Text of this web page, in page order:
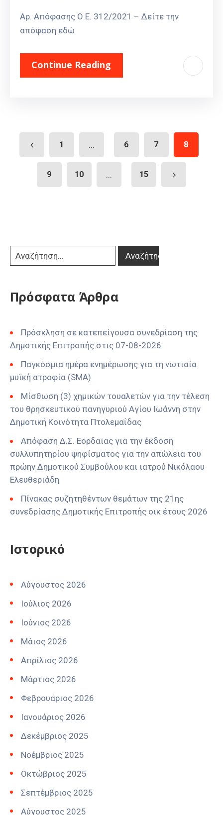
Αρ. Απόφασης Ο.Ε. 312/2021 – Δείτε την
απόφαση εδώ
Continue Reading
1 ... 6 7 8
9 10 ... 15
Πρόσφατα Άρθρα
Πρόσκληση σε κατεπείγουσα συνεδρίαση της
Δημοτικής Επιτροπής στις 07-08-2026
Παγκόσμια ημέρα ενημέρωσης για τη νωτιαία
μυϊκή ατροφία (SMA)
Μίσθωση (3) χημικών τουαλετών για την τέλεση
του θρησκευτικού πανηγυριού Αγίου Ιωάννη στην
Δημοτική Κοινότητα Πτολεμαΐδας
Απόφαση Δ.Σ. Εορδαϊας για την έκδοση
συλλυπητηρίου ψηφίσματος για την απώλεια του
πρώην Δημοτικού Συμβούλου και ιατρού Νικόλαου
Ελευθεριάδη
Πίνακας συζητηθέντων θεμάτων της 21ης
συνεδρίασης Δημοτικής Επιτροπής οικ έτους 2026
Ιστορικό
Αύγουστος 2026
Ιούλιος 2026
Ιούνιος 2026
Μάιος 2026
Απρίλιος 2026
Μάρτιος 2026
Φεβρουάριος 2026
Ιανουάριος 2026
Δεκέμβριος 2025
Νοέμβριος 2025
Οκτώβριος 2025
Σεπτέμβριος 2025
Αύγουστος 2025